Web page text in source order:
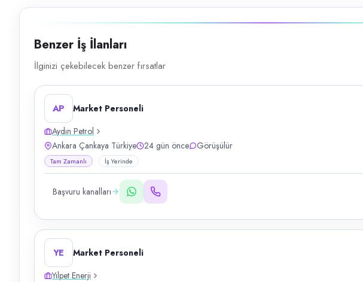
Benzer İş İlanları
İlginizi çekebilecek benzer fırsatlar
AP
Market Personeli
Aydın Petrol
Ankara Çankaya Türkiye
24 gün önce Görüşülür
Tam Zamanlı İş Yerinde
Başvuru kanalları
YE
Market Personeli
Yılpet Enerji